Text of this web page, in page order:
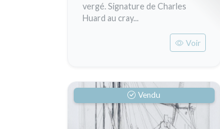
vergé. Signature de Charles
Huard au cray...
Voir
Vendu